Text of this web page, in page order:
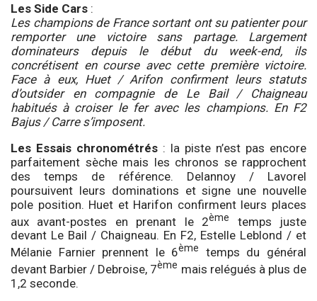
Les Side Cars :
Les champions de France sortant ont su patienter pour
remporter une victoire sans partage. Largement
dominateurs depuis le début du week-end, ils
concrétisent en course avec cette première victoire.
Face à eux, Huet / Arifon confirment leurs statuts
d’outsider en compagnie de Le Bail / Chaigneau
habitués à croiser le fer avec les champions. En F2
Bajus / Carre s’imposent.
Les Essais chronométrés : la piste n’est pas encore
parfaitement sèche mais les chronos se rapprochent
des temps de référence. Delannoy / Lavorel
poursuivent leurs dominations et signe une nouvelle
pole position. Huet et Harifon confirment leurs places
aux avant-postes en prenant le 2ème
temps juste
devant Le Bail / Chaigneau. En F2, Estelle Leblond / et
Mélanie Farnier prennent le 6ème
temps du général
devant Barbier / Debroise, 7ème mais relégués à plus de
1,2 seconde.